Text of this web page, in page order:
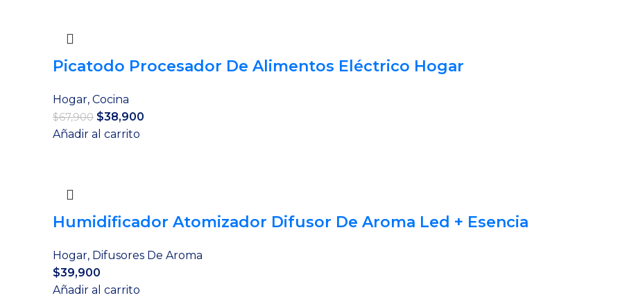
Picatodo Procesador De Alimentos Eléctrico Hogar
Hogar, Cocina
$67,900 El
precio
$38,900
Añadir al carrito
Humidificador Atomizador Difusor De Aroma Led + Esencia
Hogar, Difusores De Aroma
$39,900
Añadir al carrito